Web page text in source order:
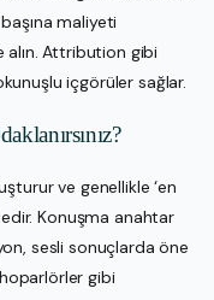
maliyeti
alın. Attribution gibi
içgörüler sağlar.
ve genellikle ‘en
Konuşma anahtar
sesli sonuçlarda öne
hoparlörler gibi